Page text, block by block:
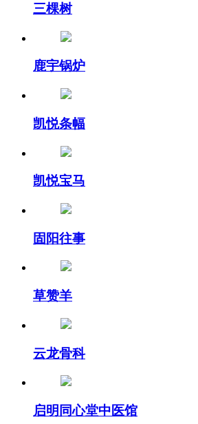
三棵树
鹿宇锅炉
凯悦条幅
凯悦宝马
固阳往事
草赞羊
云龙骨科
启明同心堂中医馆